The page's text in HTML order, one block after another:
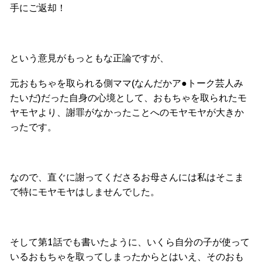
手にご返却！
という意見がもっともな正論ですが、
元おもちゃを取られる側ママ(なんだかア●トーク芸人み
たいだ)だった自身の心境として、おもちゃを取られたモ
ヤモヤより、謝罪がなかったことへのモヤモヤが大きか
ったです。
なので、直ぐに謝ってくださるお母さんには私はそこま
で特にモヤモヤはしませんでした。
そして第1話でも書いたように、いくら自分の子が使って
いるおもちゃを取ってしまったからとはいえ、そのおも